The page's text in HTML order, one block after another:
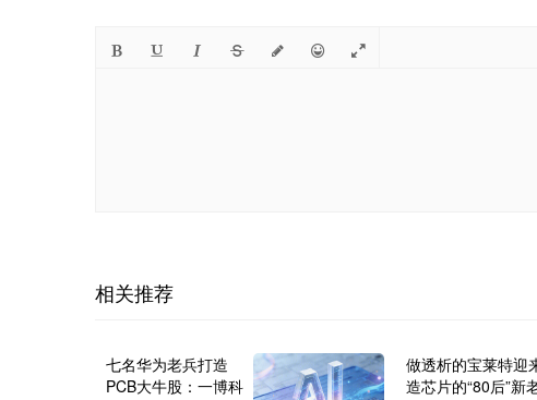
相关推荐
七名华为老兵打造
PCB大牛股：一博科
做透析的宝莱特迎
造芯片的“80后”新